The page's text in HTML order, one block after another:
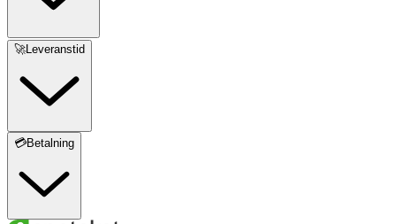
🚀Leveranstid
💳Betalning